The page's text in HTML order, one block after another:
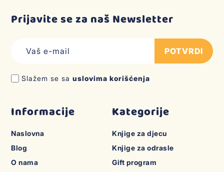
Prijavite se za naš Newsletter
POTVRDI
Slažem se sauslovima korišćenja
Informacije
Naslovna
Blog
O nama
Kategorije
Knjige za djecu
Knjige za odrasle
Gift program